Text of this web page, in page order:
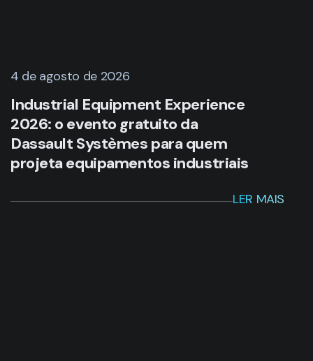
4 de agosto de 2026
Industrial Equipment Experience
2026: o evento gratuito da
Dassault Systèmes para quem
projeta equipamentos industriais
LER MAIS